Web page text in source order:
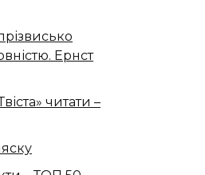
Ернст
читати –